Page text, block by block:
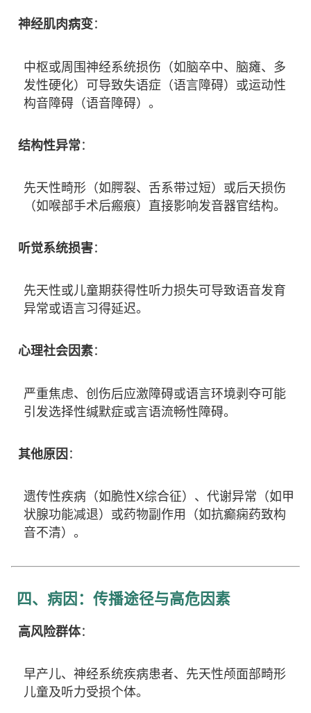
神经肌肉病变：
中枢或周围神经系统损伤（如脑卒中、脑瘫、多
发性硬化）可导致失语症（语言障碍）或运动性
构音障碍（语音障碍）。
结构性异常：
先天性畸形（如腭裂、舌系带过短）或后天损伤
（如喉部手术后瘢痕）直接影响发音器官结构。
听觉系统损害：
先天性或儿童期获得性听力损失可导致语音发育
异常或语言习得延迟。
心理社会因素：
严重焦虑、创伤后应激障碍或语言环境剥夺可能
引发选择性缄默症或言语流畅性障碍。
其他原因 ：
遗传性疾病（如脆性X综合征）、代谢异常（如甲
状腺功能减退）或药物副作用（如抗癫痫药致构
音不清）。
四、病因：传播途径与高危因素
高风险群体：
早产儿、神经系统疾病患者、先天性颅面部畸形
儿童及听力受损个体。